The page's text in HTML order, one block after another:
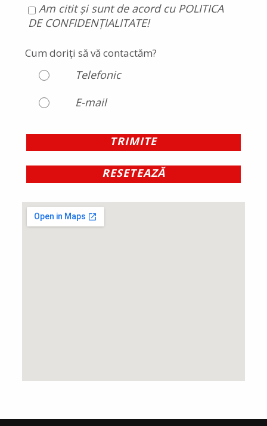
Am citit și sunt de acord cu POLITICA
DE CONFIDENȚIALITATE!
Cum doriți să vă contactăm?
Telefonic
E-mail